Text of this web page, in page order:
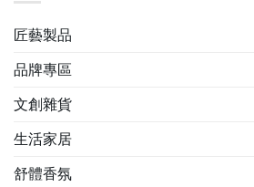
匠藝製品
品牌專區
文創雜貨
生活家居
舒體香氛